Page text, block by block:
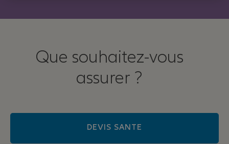
Que souhaitez-vous
assurer ?
DEVIS SANTE